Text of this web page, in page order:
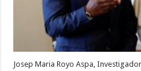
Josep Maria Royo Aspa,